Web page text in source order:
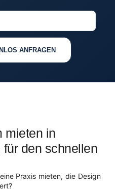
ANFRAGEN
mieten in
den schnellen
Praxis mieten, die Design